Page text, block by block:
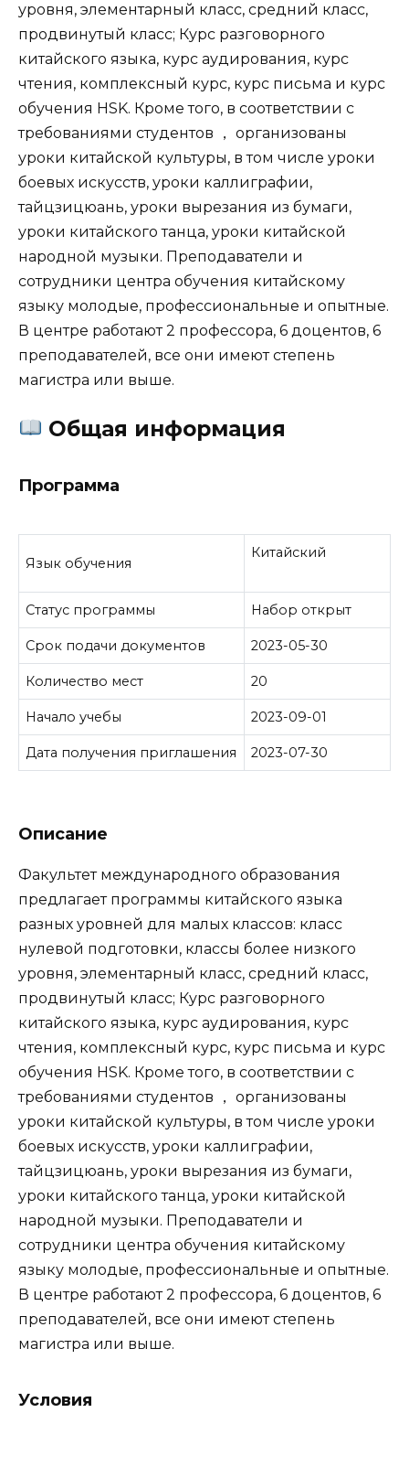
уровня, элементарный класс, средний класс,
продвинутый класс; Курс разговорного
китайского языка, курс аудирования, курс
чтения, комплексный курс, курс письма и курс
обучения HSK. Кроме того, в соответствии с
требованиями студентов ， организованы
уроки китайской культуры, в том числе уроки
боевых искусств, уроки каллиграфии,
тайцзицюань, уроки вырезания из бумаги,
уроки китайского танца, уроки китайской
народной музыки. Преподаватели и
сотрудники центра обучения китайскому
языку молодые, профессиональные и опытные.
В центре работают 2 профессора, 6 доцентов, 6
преподавателей, все они имеют степень
магистра или выше.
Общая информация
Программа
Язык обучения
Китайский
Статус программы Набор открыт
Срок подачи документов 2023-05-30
Количество мест 20
Начало учебы 2023-09-01
Дата получения приглашения 2023-07-30
Описание
Факультет международного образования
предлагает программы китайского языка
разных уровней для малых классов: класс
нулевой подготовки, классы более низкого
уровня, элементарный класс, средний класс,
продвинутый класс; Курс разговорного
китайского языка, курс аудирования, курс
чтения, комплексный курс, курс письма и курс
обучения HSK. Кроме того, в соответствии с
требованиями студентов ， организованы
уроки китайской культуры, в том числе уроки
боевых искусств, уроки каллиграфии,
тайцзицюань, уроки вырезания из бумаги,
уроки китайского танца, уроки китайской
народной музыки. Преподаватели и
сотрудники центра обучения китайскому
языку молодые, профессиональные и опытные.
В центре работают 2 профессора, 6 доцентов, 6
преподавателей, все они имеют степень
магистра или выше.
Условия